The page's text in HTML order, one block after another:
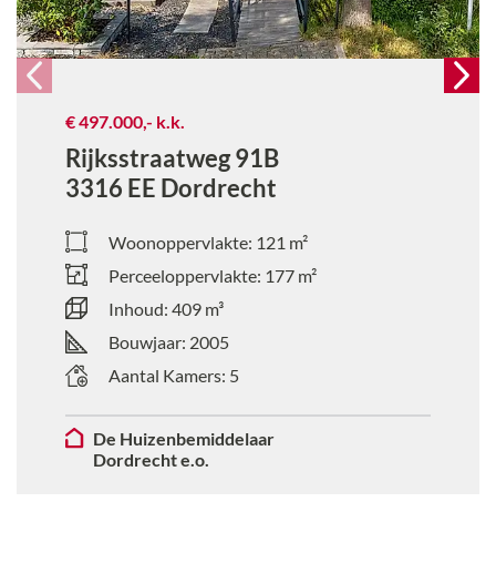
Rijksstraatweg 91B
3316 EE Dordrecht
€ 497.000,- k.k.
Woonoppervlakte: 121 m²
Perceeloppervlakte: 177 m²
Inhoud:409 m³
Bouwjaar: 2005
Aantal Kamers: 5
De Huizenbemiddelaar
Dordrecht e.o.